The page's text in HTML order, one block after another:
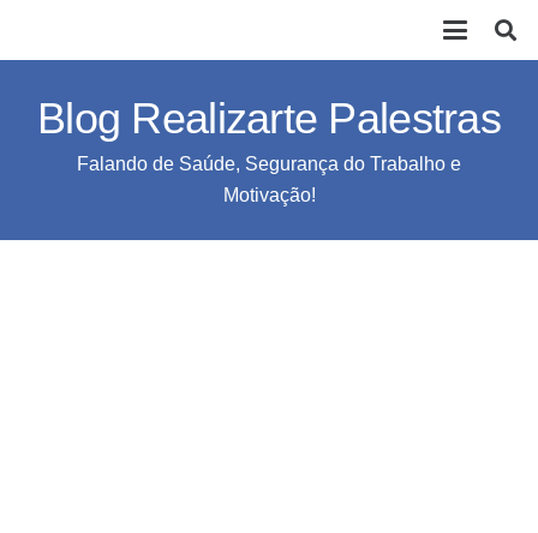
Blog Realizarte Palestras
Falando de Saúde, Segurança do Trabalho e
Motivação!